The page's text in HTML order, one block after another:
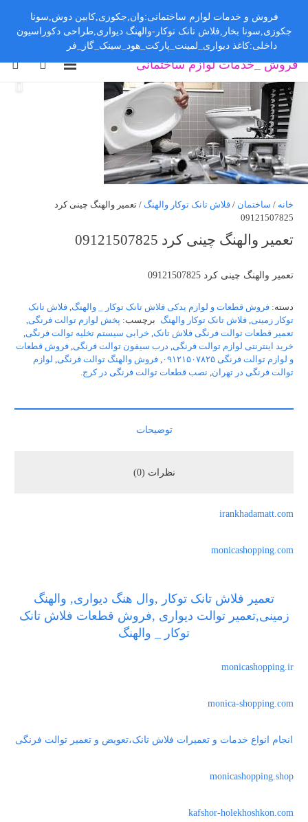
فروش _خدمات لوازم ساختمانی
خانه / ساختمان / فلاش تانک توکار والهنگ / تعمیر والهنگ چینی کرد
09121507825
تعمیر والهنگ چینی کرد 09121507825
تعمیر والهنگ چینی کرد 09121507825
دسته: فروش قطعات و لوازم یدکی فلاش تانک توکار _ والهنگ, فلاش تانک
توکار زمینی, فلاش تانک توکار والهنگ برچسب: پخش لوازم توالت فرنگی,
تعمیر قطعات توالت فرنگی فلاش تانک, خرابی سیستم تخلیه توالت فرنگی,
خرید اینترنتی لوازم توالت فرنگی, درب سیفون توالت فرنگی, فروش قطعات
و لوازم توالت فرنگی ۰۹۱۲۱۵۰۷۸۲۵
, فروش والهنگ توالت فرنگی, لوازم
توالت فرنگی در تهران, نصب قطعات توالت فرنگی در کرج.
توضیحات
نظرات (0)
irankhadamatt.com
monicashopping.com
تعمیر فلاش تانک توکار ,وال هنگ دیواری, والهنگ
زمینی,تعمیر توالت دیواری ,فروش قطعات فلاش تانک
توکار _ والهنگ
monicashopping.ir
monica-shopping.com
انجام انواع خدمات و تعمیرات فلاش تانک،تعویض و تعمیر توالت فرنگی
monicashopping.shop
kafshor-holekhoshkon.com
فروش و خدمات لوازم ساختمانی:وان,جکوزی,کابین دوش,سونا
جکوزی,سونا بخار,فلاش تانک توکار-والهنگ دیواری,طراحی دکوراسیون
داخلی:کاغذ دیواری_لمینت_پارکت_هود_سینک_گاز_فر